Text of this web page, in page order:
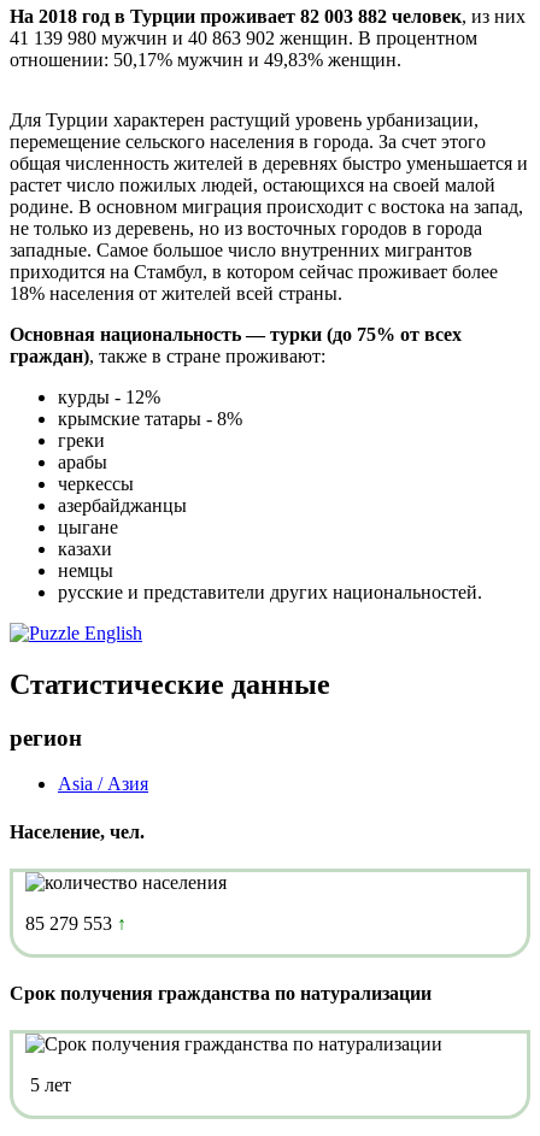
На 2018 год в Турции проживает 82 003 882 человек, из них
41 139 980 мужчин и 40 863 902 женщин. В процентном
отношении: 50,17% мужчин и 49,83% женщин.
Для Турции характерен растущий уровень урбанизации,
перемещение сельского населения в города. За счет этого
общая численность жителей в деревнях быстро уменьшается и
растет число пожилых людей, остающихся на своей малой
родине. В основном миграция происходит с востока на запад,
не только из деревень, но из восточных городов в города
западные. Самое большое число внутренних мигрантов
приходится на Стамбул, в котором сейчас проживает более
18% населения от жителей всей страны.
Основная национальность — турки (до 75% от всех
граждан), также в стране проживают:
курды - 12%
крымские татары - 8%
греки
арабы
черкессы
азербайджанцы
цыгане
казахи
немцы
русские и представители других национальностей.
Статистические данные
регион
Asia / Азия
Население, чел.
85 279 553 ↑
Срок получения гражданства по натурализации
5 лет